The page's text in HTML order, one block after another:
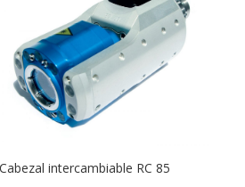
Cabezal intercambiable RC 85